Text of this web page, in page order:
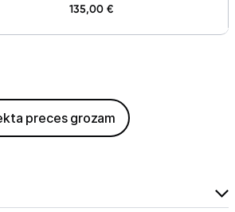
135,00 €
preces grozam